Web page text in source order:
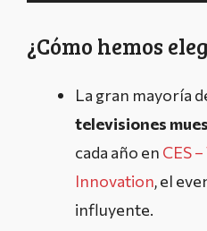
¿Cómo hemos
La gran mayoría
televisiones
cada año en CES
Innovation, el
influyente.